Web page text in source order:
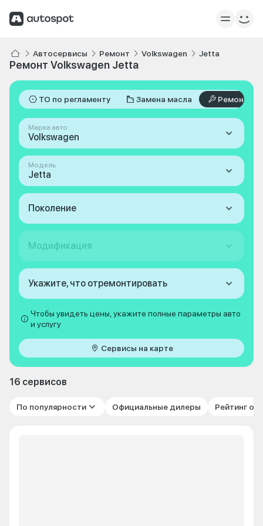
Автосервисы Ремонт Volkswagen Jetta
Ремонт Volkswagen Jetta
ТО по регламенту Замена масла Ремонт
Марка авто
Volkswagen
Модель
Jetta
Поколение
Модификация
Укажите, что отремонтировать
Чтобы увидеть цены, укажите полные параметры авто
и услугу
Сервисы на карте
16 сервисов
По популярности Официальные дилеры Рейтинг